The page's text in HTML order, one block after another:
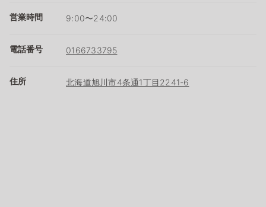
営業時間 9:00〜24:00
電話番号 0166733795
住所 北海道旭川市4条通1丁目2241-6